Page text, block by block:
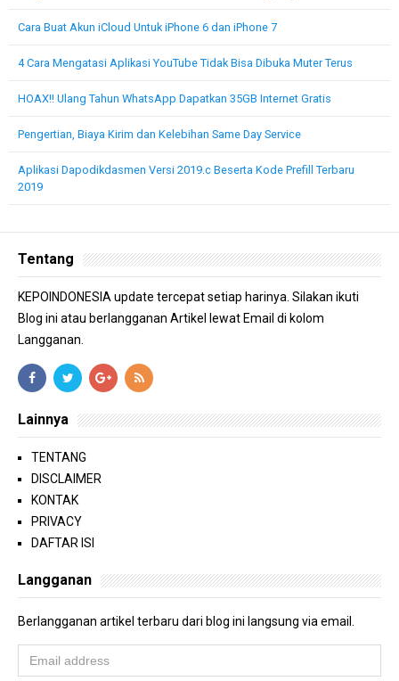
Cara Buat Akun iCloud Untuk iPhone 6 dan iPhone 7
4 Cara Mengatasi Aplikasi YouTube Tidak Bisa Dibuka Muter Terus
HOAX!! Ulang Tahun WhatsApp Dapatkan 35GB Internet Gratis
Pengertian, Biaya Kirim dan Kelebihan Same Day Service
Aplikasi Dapodikdasmen Versi 2019.c Beserta Kode Prefill Terbaru
2019
Tentang
KEPOINDONESIA update tercepat setiap harinya. Silakan ikuti
Blog ini atau berlangganan Artikel lewat Email di kolom
Langganan.
Lainnya
TENTANG
DISCLAIMER
KONTAK
PRIVACY
DAFTAR ISI
Langganan
Berlangganan artikel terbaru dari blog ini langsung via email.